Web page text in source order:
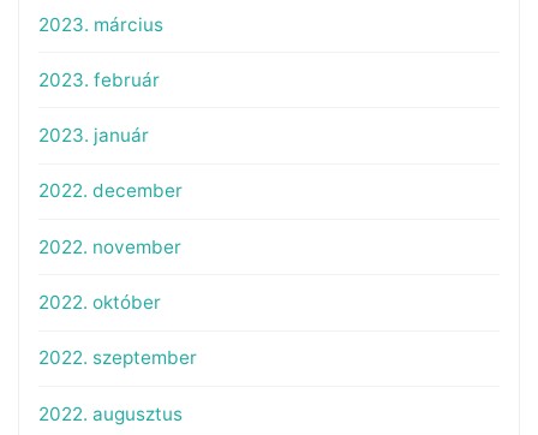
2023. március
2023. február
2023. január
2022. december
2022. november
2022. október
2022. szeptember
2022. augusztus